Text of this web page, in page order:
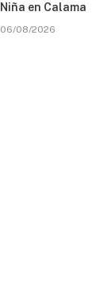
Niña en Calama
06/08/2026